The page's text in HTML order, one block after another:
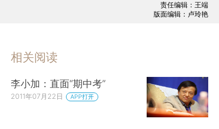
责任编辑：王端
版面编辑：卢玲艳
相关阅读
李小加：直面“期中考”
2011年07月22日 APP打开